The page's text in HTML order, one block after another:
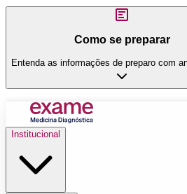
Como se preparar
Entenda as informações de preparo com
Institucional